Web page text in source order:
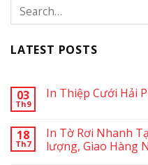
LATEST POSTS
03
Th9
In Thiệp Cưới Hải
18
Th7
In Tờ Rơi Nhanh
lượng, Giao Hàng